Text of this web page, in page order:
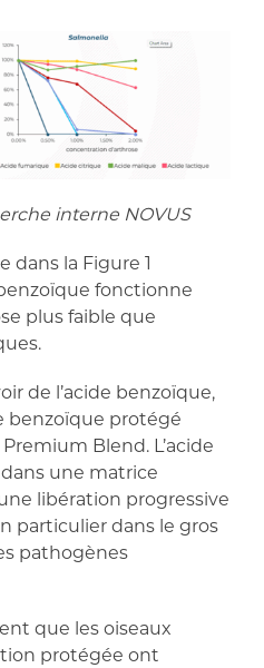
interne NOVUS
dans la Figure 1
fonctionne
plus faible que
de l’acide benzoïque,
benzoïque protégé
Blend. L’acide
une matrice
libération progressive
particulier dans le gros
pathogènes
que les oiseaux
protégée ont